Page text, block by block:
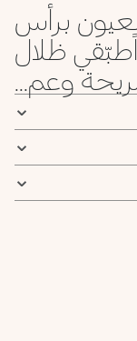
برأس
ظلال
وعم...